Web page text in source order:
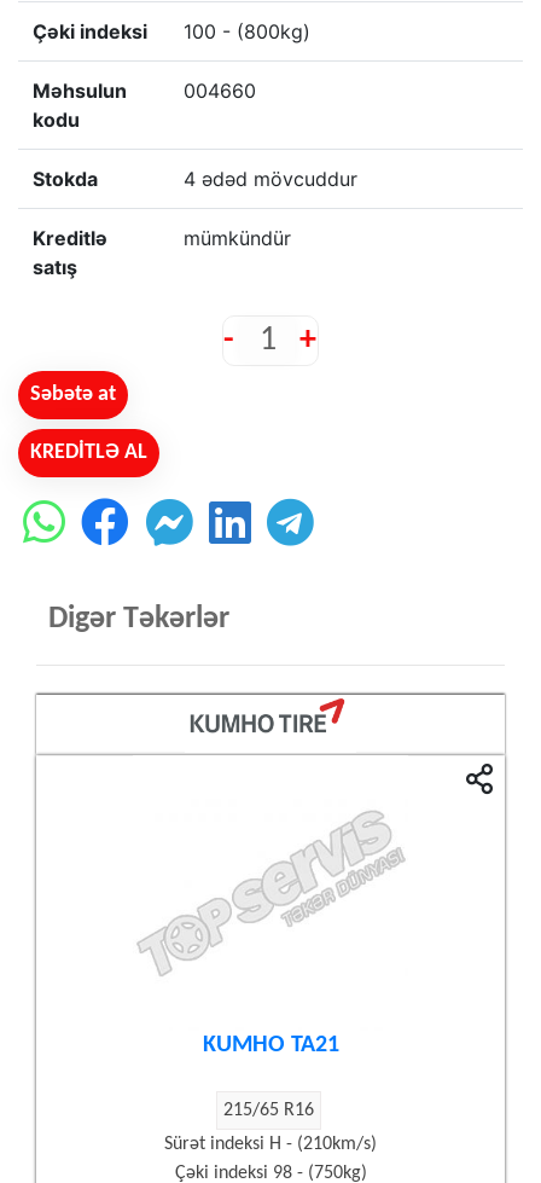
Çəki indeksi 100 - (800kg)
Məhsulun
kodu
004660
Stokda 4 ədəd mövcuddur
Kreditlə
satış
mümkündür
- +
Səbətə at
KREDİTLƏ AL
Digər Təkərlər
KUMHO TA21
215/65 R16
Sürət indeksi H - (210km/s)
Çəki indeksi 98 - (750kg)